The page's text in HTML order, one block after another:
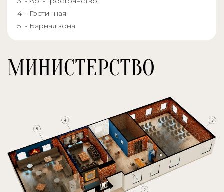
- Гостинная
- Барная зона
МИНИСТЕРСТВО